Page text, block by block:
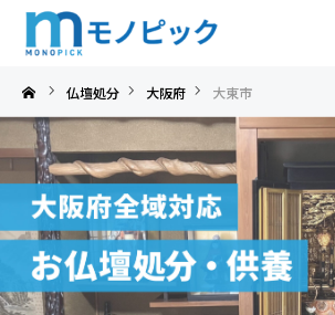
大東市
仏壇処分 大阪府 大東市